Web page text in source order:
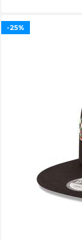
-25%